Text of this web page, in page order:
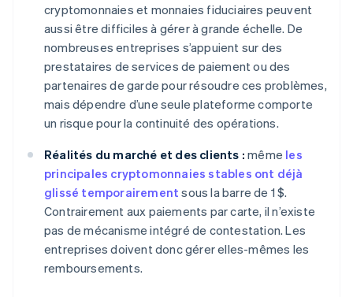
cryptomonnaies et monnaies fiduciaires peuvent
aussi être difficiles à gérer à grande échelle. De
nombreuses entreprises s’appuient sur des
prestataires de services de paiement ou des
partenaires de garde pour résoudre ces problèmes,
mais dépendre d’une seule plateforme comporte
un risque pour la continuité des opérations.
Réalités du marché et des clients : même les
principales cryptomonnaies stables ont déjà
glissé temporairement sous la barre de 1 $.
Contrairement aux paiements par carte, il n’existe
pas de mécanisme intégré de contestation. Les
entreprises doivent donc gérer elles-mêmes les
remboursements.